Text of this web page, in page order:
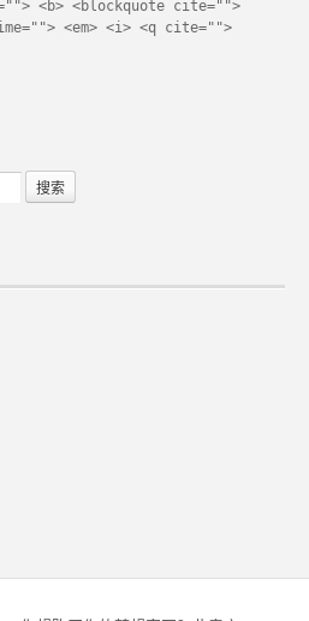
<b> <blockquote cite="">
<em> <i> <q cite="">